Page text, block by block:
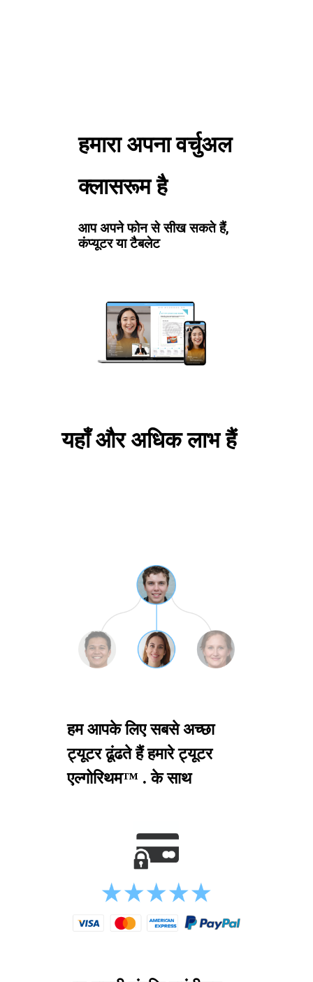
हमारा अपना वर्चुअल
क्लासरूम है
आप अपने फोन से सीख सकते हैं,
कंप्यूटर या टैबलेट
यहाँ और अधिक लाभ हैं
हम आपके लिए सबसे अच्छा
ट्यूटर ढूंढते हैं हमारे ट्यूटर
एल्गोरिथम™ . के साथ